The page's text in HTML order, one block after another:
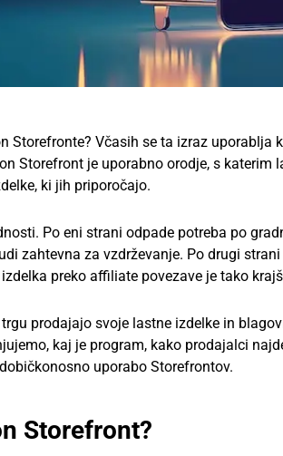
Storefronte? Včasih se ta izraz uporablja
Storefront je uporabno orodje, s
ki jih priporočajo.
Po eni strani odpade potreba po
zahtevna za vzdrževanje. Po drugi
preko affiliate povezave je tako
prodajajo svoje lastne izdelke in
kaj je program, kako prodajalci
uporabo Storefrontov.
Storefront?